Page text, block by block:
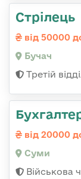
Стрілець
від 50000
Бучач
Третій
від 20000
Суми
Військова